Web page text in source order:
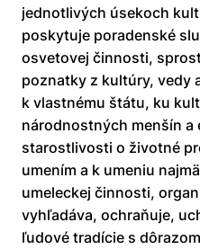
jednotlivých úsekoch
poskytuje poradenské
osvetovej činnosti,
poznatky z kultúry, vedy
k vlastnému štátu, ku
národnostných menšín
starostlivosti o životné
umením a k umeniu
umeleckej činnosti,
vyhľadáva, ochraňuje,
ľudové tradície s